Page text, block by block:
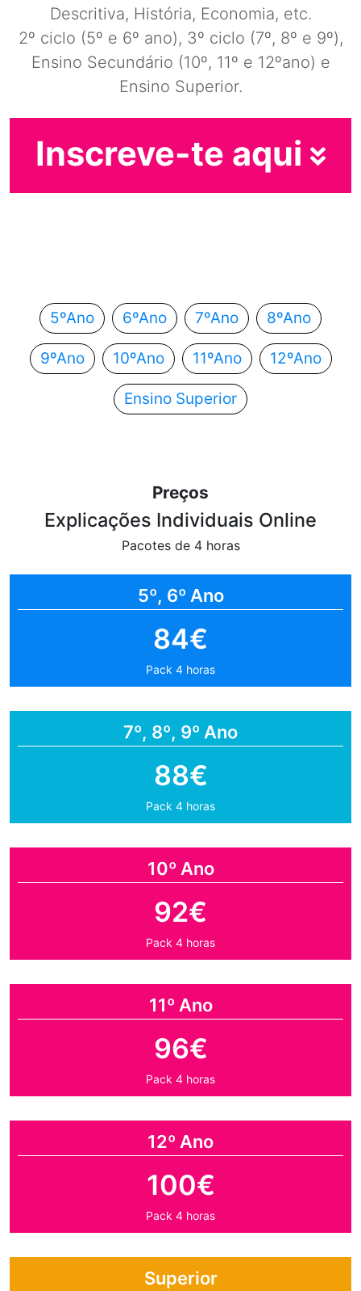
Descritiva, História, Economia, etc.
2º ciclo (5º e 6º ano), 3º ciclo (7º, 8º e 9º),
Ensino Secundário (10º, 11º e 12ºano) e
Ensino Superior.
Inscreve-te aqui
5ºAno 6ºAno 7ºAno 8ºAno
9ºAno 10ºAno 11ºAno 12ºAno
Ensino Superior
Preços
Explicações Individuais Online
Pacotes de 4 horas
5º, 6º Ano
84€
Pack 4 horas
7º, 8º, 9º Ano
88€
Pack 4 horas
10º Ano
92€
Pack 4 horas
11º Ano
96€
Pack 4 horas
12º Ano
100€
Pack 4 horas
Superior